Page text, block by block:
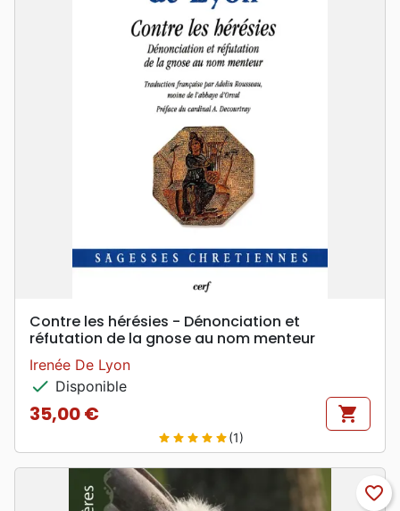
Contre les hérésies - Dénonciation et
réfutation de la gnose au nom menteur
Irenée De Lyon
check Disponible
Prix
35,00 € shopping_cart
star star star star star(1)
favorite_border